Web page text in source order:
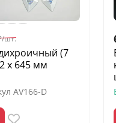
/шт.
(7
х 645 мм
AV166-D